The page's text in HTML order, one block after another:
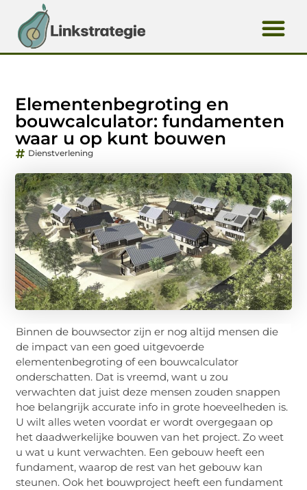
Elementenbegroting en
bouwcalculator: fundamenten
waar u op kunt bouwen
Dienstverlening
Binnen de bouwsector zijn er nog altijd mensen die
de impact van een goed uitgevoerde
elementenbegroting of een bouwcalculator
onderschatten. Dat is vreemd, want u zou
verwachten dat juist deze mensen zouden snappen
hoe belangrijk accurate info in grote hoeveelheden is.
U wilt alles weten voordat er wordt overgegaan op
het daadwerkelijke bouwen van het project. Zo weet
u wat u kunt verwachten. Een gebouw heeft een
fundament, waarop de rest van het gebouw kan
steunen. Ook het bouwproject heeft een fundament